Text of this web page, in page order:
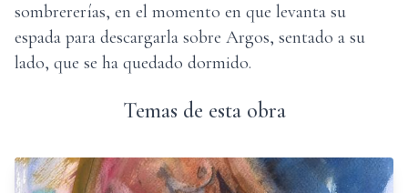
sombrererías, en el momento en que levanta su
espada para descargarla sobre Argos, sentado a su
lado, que se ha quedado dormido.
Temas de esta obra